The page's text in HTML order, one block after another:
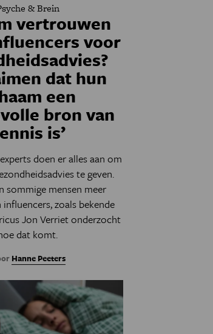
& Brein
vertrouwen
voor
dat hun
een
bron van
is’
doen er alles aan om
te geven.
sommige mensen meer
zoals bekende
Jon Verriet onderzocht
dat komt.
Hanne Peeters